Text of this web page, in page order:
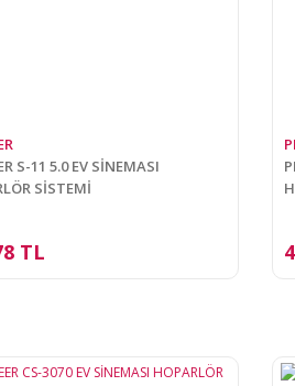
S-11 5.0 EV SİNEMASI
SİSTEMİ
TL